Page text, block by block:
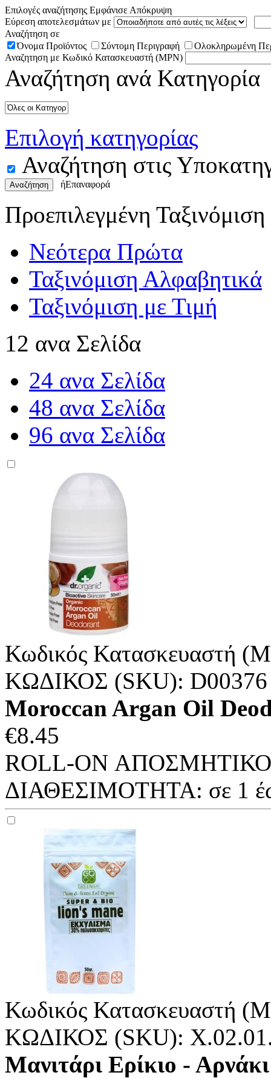
Επιλογές αναζήτησης Εμφάνισε Απόκρυψη
Εύρεση αποτελεσμάτων με
Αναζήτηση σε
Όνομα Προϊόντος
Σύντομη Περιγραφή
Ολοκληρωμένη
Αναζητηση με Κωδικό Κατασκευαστή (MPN)
Αναζήτηση ανά Κατηγορία
Επιλογή κατηγορίας
Αναζήτηση στις
Αναζήτηση ήΕπαναφορά
Προεπιλεγμένη Ταξινόμιση
Νεότερα Πρώτα
Ταξινόμιση Αλφαβητικά
Ταξινόμιση με Τιμή
12 ανα Σελίδα
24 ανα Σελίδα
48 ανα Σελίδα
96 ανα Σελίδα
Κωδικός Κατασκευαστή
ΚΩΔΙΚΟΣ (SKU): D00376
Moroccan Argan Oil
€8.45
ROLL-ON
ΔΙΑΘΕΣΙΜΟΤΗΤΑ: σε 1
Κωδικός Κατασκευαστή
ΚΩΔΙΚΟΣ (SKU):
Μανιτάρι Ερίκιο -